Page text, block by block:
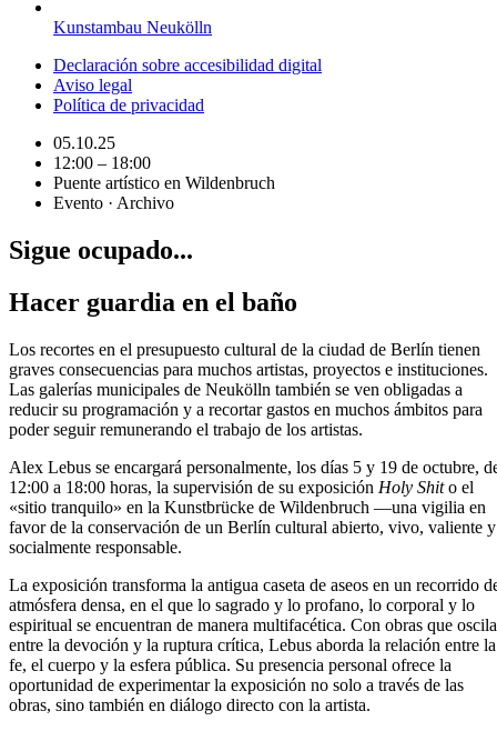
Kunstambau Neukölln
Declaración sobre accesibilidad digital
Aviso legal
Política de privacidad
05.10.25
12:00 – 18:00
Puente artístico en Wildenbruch
Evento · Archivo
Sigue ocupado...
Hacer guardia en el baño
Los recortes en el presupuesto cultural de la ciudad de Berlín tienen
graves consecuencias para muchos artistas, proyectos e instituciones.
Las galerías municipales de Neukölln también se ven obligadas a
reducir su programación y a recortar gastos en muchos ámbitos para
poder seguir remunerando el trabajo de los artistas.
Alex Lebus se encargará personalmente, los días 5 y 19 de octubre,
12:00 a 18:00 horas, la supervisión de su exposición Holy Shito el
«sitio tranquilo» en la Kunstbrücke de Wildenbruch —una vigilia en
favor de la conservación de un Berlín cultural abierto, vivo, valiente y
socialmente responsable.
La exposición transforma la antigua caseta de aseos en un recorrido
atmósfera densa, en el que lo sagrado y lo profano, lo corporal y lo
espiritual se encuentran de manera multifacética. Con obras que
entre la devoción y la ruptura crítica, Lebus aborda la relación entre la
fe, el cuerpo y la esfera pública. Su presencia personal ofrece la
oportunidad de experimentar la exposición no solo a través de las
obras, sino también en diálogo directo con la artista.